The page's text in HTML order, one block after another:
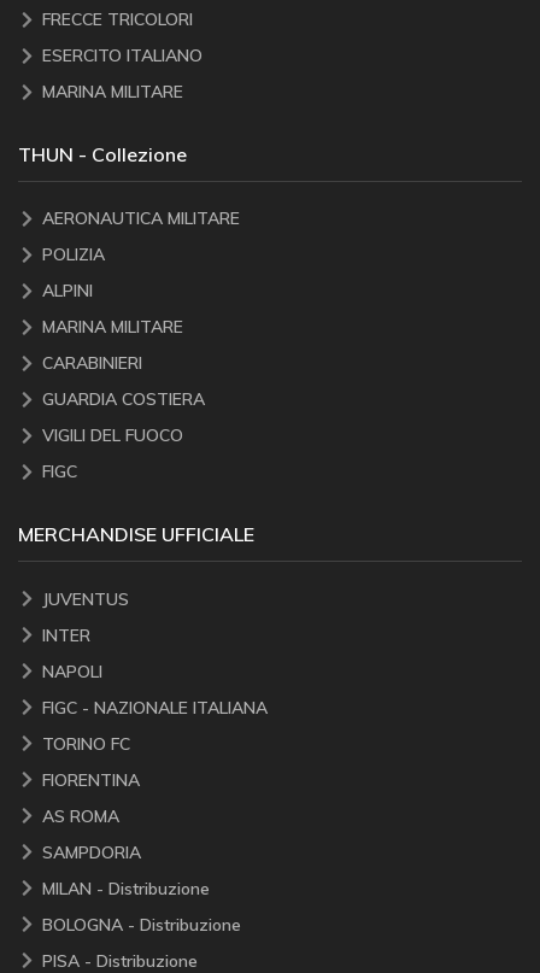
FRECCE TRICOLORI
ESERCITO ITALIANO
MARINA MILITARE
THUN - Collezione
AERONAUTICA MILITARE
POLIZIA
ALPINI
MARINA MILITARE
CARABINIERI
GUARDIA COSTIERA
VIGILI DEL FUOCO
FIGC
MERCHANDISE UFFICIALE
JUVENTUS
INTER
NAPOLI
FIGC - NAZIONALE ITALIANA
TORINO FC
FIORENTINA
AS ROMA
SAMPDORIA
MILAN - Distribuzione
BOLOGNA - Distribuzione
PISA - Distribuzione